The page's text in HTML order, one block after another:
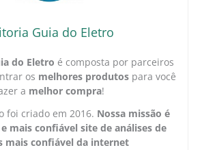
Guia do Eletro
do Eletro é composta por parceiros
os melhores produtos para você
a melhor compra!
foi criado em 2016. Nossa missão é
mais confiável site de análises de
mais confiável da internet